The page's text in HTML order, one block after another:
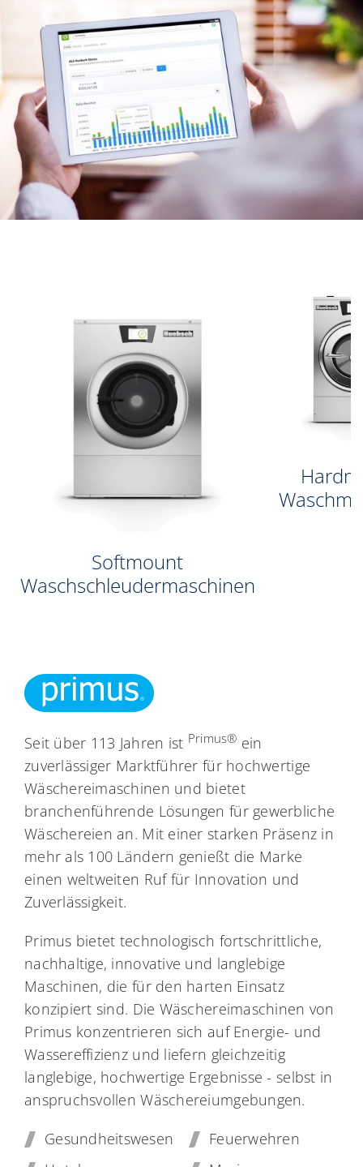
Softmount
Waschschleudermaschinen
Seit über 113 Jahren ist Primus® ein
zuverlässiger Marktführer für hochwertige
Wäschereimaschinen und bietet
branchenführende Lösungen für gewerbliche
Wäschereien an. Mit einer starken Präsenz in
mehr als 100 Ländern genießt die Marke
einen weltweiten Ruf für Innovation und
Zuverlässigkeit.
Primus bietet technologisch fortschrittliche,
nachhaltige, innovative und langlebige
Maschinen, die für den harten Einsatz
konzipiert sind. Die Wäschereimaschinen von
Primus konzentrieren sich auf Energie- und
Wassereffizienz und liefern gleichzeitig
langlebige, hochwertige Ergebnisse - selbst in
anspruchsvollen Wäschereiumgebungen.
Gesundheitswesen
Feuerwehren